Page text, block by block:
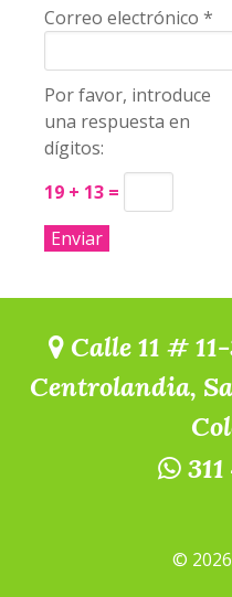
Correo electrónico *
Por favor, introduce
una respuesta en
dígitos:
19 + 13 =
Calle 11 #
Centrolandia,
311
©